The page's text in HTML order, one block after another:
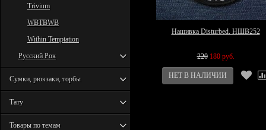
Trivium
WBTBWB
Within Temptation
Русский Рок
Сумки, рюкзаки, торбы
Тату
Товары по темам
Нашивка Disturbed. НШВ252
220 180 руб.